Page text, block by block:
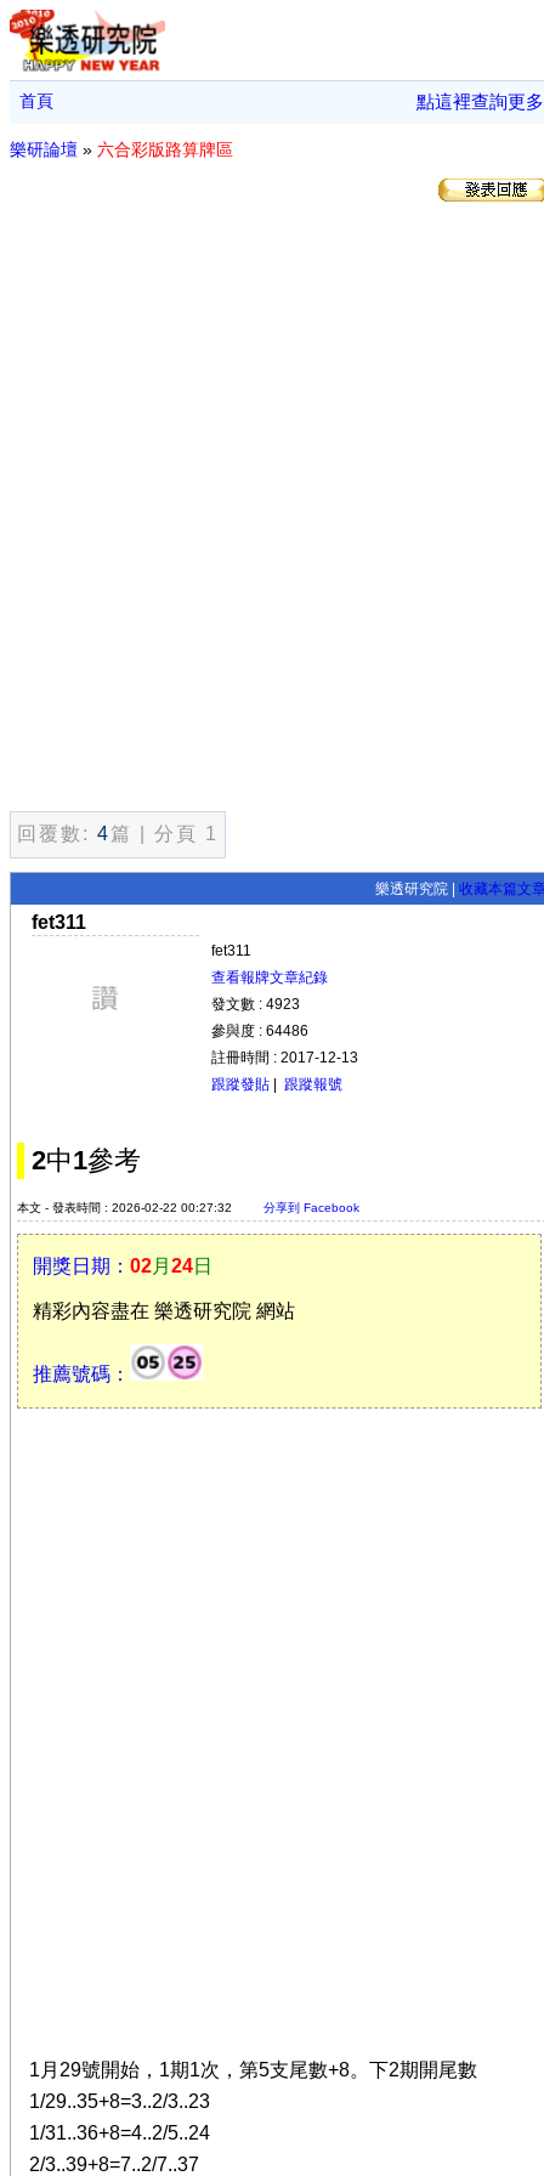
首頁 點這裡查詢更多
樂研論壇 » 六合彩版路算牌區
回覆數: 4篇 | 分頁 1
樂透研究院 | 收藏本篇文
fet311
fet311
查看報牌文章紀錄
發文數 : 4923
參與度 : 64486
註冊時間 : 2017-12-13
跟蹤發貼
跟蹤報號
2中1參考
本文 - 發表時間 : 2026-02-22 00:27:32 分享到 Facebook
開獎日期： 02月 24日
精彩內容盡在 樂透研究院 網站
推薦號碼：
1月29號開始，1期1次，第5支尾數+8。下2期開尾數
1/29..35+8=3..2/3..23
1/31..36+8=4..2/5..24
2/3..39+8=7..2/7..37